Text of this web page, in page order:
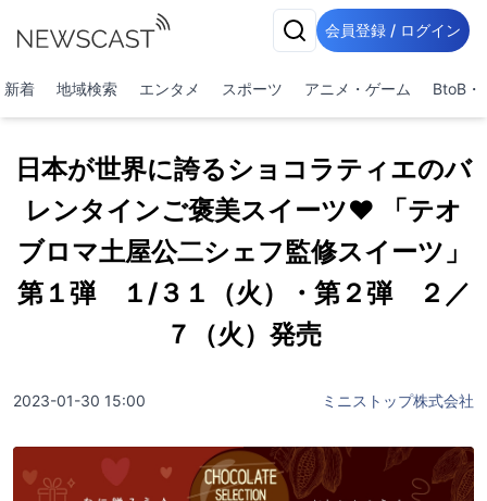
会員登録 / ログイン
新着 地域検索 エンタメ スポーツ アニメ・ゲーム BtoB・
日本が世界に誇るショコラティエのバ
レンタインご褒美スイーツ♥ 「テオ
ブロマ土屋公二シェフ監修スイーツ」
第１弾 １/３１（火）・第２弾 ２／
７（火）発売
2023-01-30 15:00 ミニストップ株式会社